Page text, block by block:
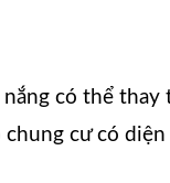
có thể thay
cư có